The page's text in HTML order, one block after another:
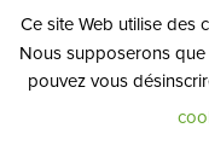
©2026 |
Ce site Web utilise des
Nous supposerons
pouvez vous